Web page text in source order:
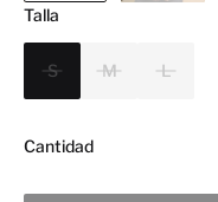
Talla
S M L
Cantidad